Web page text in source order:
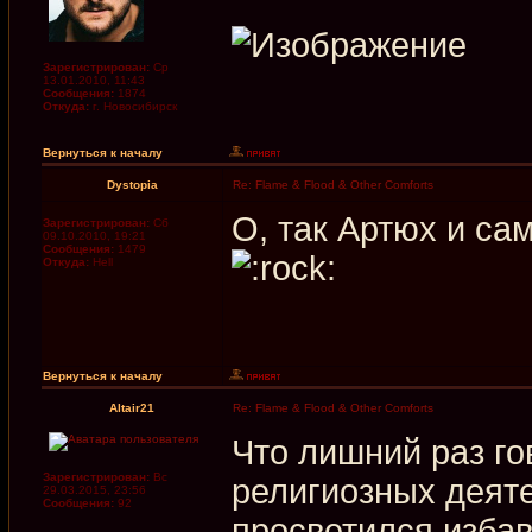
Зарегистрирован: Ср
13.01.2010, 11:43
Сообщения: 1874
Откуда: г. Новосибирск
Вернуться к началу
Dystopia Re: Flame & Flood & Other Comforts
Зарегистрирован: Сб
09.10.2010, 19:21
Сообщения: 1479
Откуда: Hell
О, так Артюх и
Вернуться к началу
Altair21 Re: Flame & Flood & Other Comforts
Зарегистрирован: Вс
29.03.2015, 23:56
Сообщения: 92
Что лишний раз
религиозных